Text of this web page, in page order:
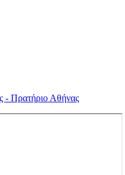
- Πρατήριο Αθήνας